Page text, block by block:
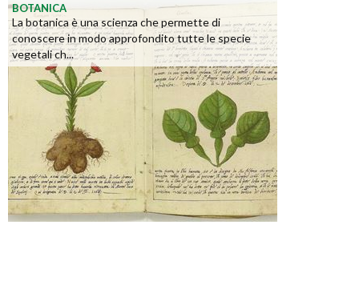
BOTANICA
La botanica è una scienza che permette di
conoscere in modo approfondito tutte le specie
vegetali ch...